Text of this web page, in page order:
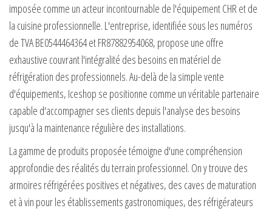
imposée comme un acteur incontournable de l'équipement CHR et de
la cuisine professionnelle. L'entreprise, identifiée sous les numéros
de TVA BE0544464364 et FR87882954068, propose une offre
exhaustive couvrant l'intégralité des besoins en matériel de
réfrigération des professionnels. Au-delà de la simple vente
d'équipements, Iceshop se positionne comme un véritable partenaire
capable d'accompagner ses clients depuis l'analyse des besoins
jusqu'à la maintenance régulière des installations.
La gamme de produits proposée témoigne d'une compréhension
approfondie des réalités du terrain professionnel. On y trouve des
armoires réfrigérées positives et négatives, des caves de maturation
et à vin pour les établissements gastronomiques, des réfrigérateurs